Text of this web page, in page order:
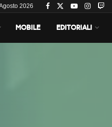
2026
MOBILE EDITORIALI